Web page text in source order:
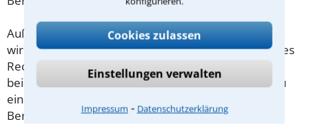
Cookies zulassen
Einstellungen verwalten
Impressum ⁃ Datenschutzerklärung
Außerdem gut zu wissen: Gemäß § 34 Absatz 2 RVG
wird die Beratungsgebühr auf weitere Tätigkeiten des
Rechtsanwalts angerechnet. Sollte es also
beispielsweise aufgrund des Beratungsgesprächs zu
einem Prozess kommen, so kann der Anwalt diese
Beratungsgebühr nicht mehr abrechnen.